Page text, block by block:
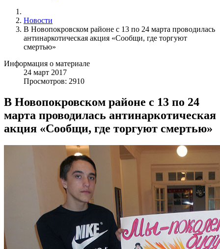
Новости
В Новопокровском районе с 13 по 24 марта проводилась
антинаркотическая акция «Сообщи, где торгуют
смертью»
Информация о материале
24 март 2017
Просмотров: 2910
В Новопокровском районе с 13 по 24
марта проводилась антинаркотическая
акция «Сообщи, где торгуют смертью»